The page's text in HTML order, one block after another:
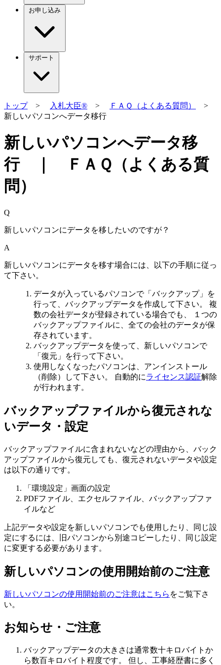
お申し込み
サポート
トップ> 入札大臣® > ＦＡＱ（よくある質問）
>
新しいパソコンへデータ移行
新しいパソコンへデータ移
行 ｜ ＦＡＱ（よくある質
問）
Q
新しいパソコンにデータを移したいのですが？
A
新しいパソコンにデータを移す場合には、以下の手順に従っ
て下さい。
データが入っているパソコンで「バックアップ」を
行って、バックアップデータを作成して下さい。 複
数の会社データが登録されている場合でも、 １つの
バックアップファイルに、全ての会社のデータが保
存されています。
バックアップデータを使って、新しいパソコンで
「復元」を行って下さい。
使用しなくなったパソコンは、アンインストール
（削除）して下さい。 自動的にライセンス認証解除
が行われます。
バックアップファイルから復元されな
いデータ・設定
バックアップファイルに含まれないなどの理由から、バック
アップファイルから復元しても、復元されないデータや設定
は以下の通りです。
「環境設定」画面の設定
PDFファイル、エクセルファイル、バックアップファ
イルなど
上記データや設定を新しいパソコンでも使用したり、同じ設
定にするには、旧パソコンから別途コピーしたり、同じ設定
に変更する必要があります。
新しいパソコンの使用開始前のご注意
新しいパソコンの使用開始前のご注意はこちら をご覧下さ
い。
お知らせ・ご注意
バックアップデータの大きさは通常数十キロバイトか
ら数百キロバイト程度です。 但し、工事経歴書に多く